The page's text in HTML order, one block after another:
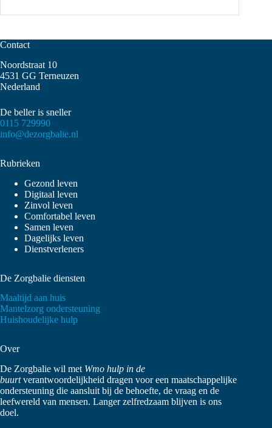
Contact
Noordstraat 10
4531 GG Terneuzen
Nederland
De beller is sneller
0115 729990
info@dezorgbalie.nl
Rubrieken
Gezond leven
Digitaal leven
Zinvol leven
Comfortabel leven
Samen leven
Dagelijks leven
Dienstverleners
De Zorgbalie diensten
Maaltijd aan huis
Mantelzorg ondersteuning
Huishoudelijke hulp
Over
De Zorgbalie wil met Wmo hulp in de
buurtverantwoordelijkheid dragen voor een maatschappelijke
ondersteuning die aansluit bij de behoefte, de vraag en de
leefwereld van mensen. Langer zelfredzaam blijven is ons
doel.